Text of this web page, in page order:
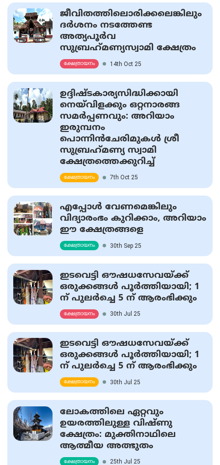
ജീവിതത്തിലൊരിക്കലെങ്കിലും
ദര്‍ശനം നടത്തേണ്ട
അത്യപൂര്‍വ
സുബ്രഹ്‌മണ്യസ്വാമി ക്ഷേത്രം
ക്ഷേത്രായനം 14th Oct 25
ഉദ്ദിഷ്ടകാര്യസിദ്ധിക്കായി
നെയ്‌വിളക്കും ഒറ്റനാരങ്ങ
സമര്‍പ്പണവും: അറിയാം
ഇരുമ്പനം
പൊന്നിന്‍ചേരിമുകള്‍ ശ്രീ
സുബ്രഹ്‌മണ്യ സ്വാമി
ക്ഷേത്രത്തെക്കുറിച്ച്
ക്ഷേത്രായനം 7th Oct 25
എപ്പോൾ വേണമെങ്കിലും
വിദ്യാരംഭം കുറിക്കാം, അറിയാം
ഈ ക്ഷേത്രങ്ങളെ
ക്ഷേത്രായനം 30th Sep 25
ഇടവെട്ടി ഔഷധസേവയ്ക്ക്
ഒരുക്കങ്ങള്‍ പൂര്‍ത്തിയായി; 1
ന് പുലര്‍ച്ചെ 5 ന് ആരംഭിക്കും
ക്ഷേത്രായനം 30th Jul 25
ഇടവെട്ടി ഔഷധസേവയ്ക്ക്
ഒരുക്കങ്ങള്‍ പൂര്‍ത്തിയായി; 1
ന് പുലര്‍ച്ചെ 5 ന് ആരംഭിക്കും
ക്ഷേത്രായനം 30th Jul 25
ലോകത്തിലെ ഏറ്റവും
ഉയരത്തിലുള്ള വിഷ്ണു
ക്ഷേത്രം: മുക്തിനാഥിലെ
ആത്മീയ അത്ഭുതം
ക്ഷേത്രായനം 25th Jul 25